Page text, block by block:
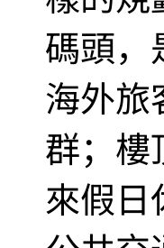
碼頭，
海外旅
群；樓
來假日